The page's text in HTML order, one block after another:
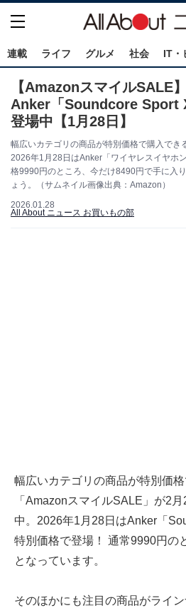
連載 ライフ グルメ 社会 IT・
【AmazonスマイルSALE】
Anker「Soundcore Sport
登場中【1月28日】
幅広いカテゴリの商品が特別価格で購入でき
2026年1月28日はAnker「ワイヤレスイヤホ
格9990円のところ、今だけ8490円で手に入
ょう。（サムネイル画像出典：Amazon）
2026.01.28
All About ニュース お買いもの部
幅広いカテゴリの商品が特別価
「AmazonスマイルSALE」が2
中。2026年1月28日はAnker「
特別価格で登場！ 通常9990円の
となっています。
そのほかにも注目の商品がライ